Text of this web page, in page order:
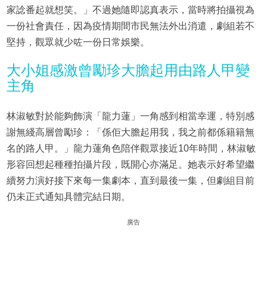
家諗番起就想笑。」不過她隨即認真表示，當時將拍攝視為
一份社會責任，因為疫情期間市民無法外出消遣，劇組若不
堅持，觀眾就少咗一份日常娛樂。
大小姐感激曾勵珍大膽起用由路人甲變
主角
林淑敏對於能夠飾演「龍力蓮」一角感到相當幸運，特別感
謝無綫高層曾勵珍：「係佢大膽起用我，我之前都係籍籍無
名的路人甲。」龍力蓮角色陪伴觀眾接近10年時間，林淑敏
形容回想起種種拍攝片段，既開心亦滿足。她表示好希望繼
續努力演好接下來每一集劇本，直到最後一集，但劇組目前
仍未正式通知具體完結日期。
廣告